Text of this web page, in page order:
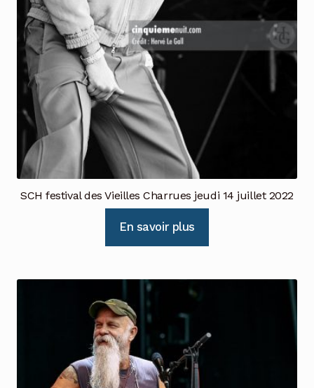
SCH festival des Vieilles Charrues jeudi 14 juillet 2022
En savoir plus